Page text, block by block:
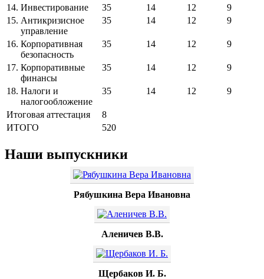
14. Инвестирование 35 14 12
9
15. Антикризисное
управление
35 14 12 9
16. Корпоративная
безопасность
35 14 12 9
17. Корпоративные
финансы
35 14 12 9
18. Налоги и
налогообложение
35 14 12 9
Итоговая аттестация
8
ИТОГО
520
Наши выпускники
Рябушкина Вера Ивановна
Аленичев В.В.
Щербаков И. Б.